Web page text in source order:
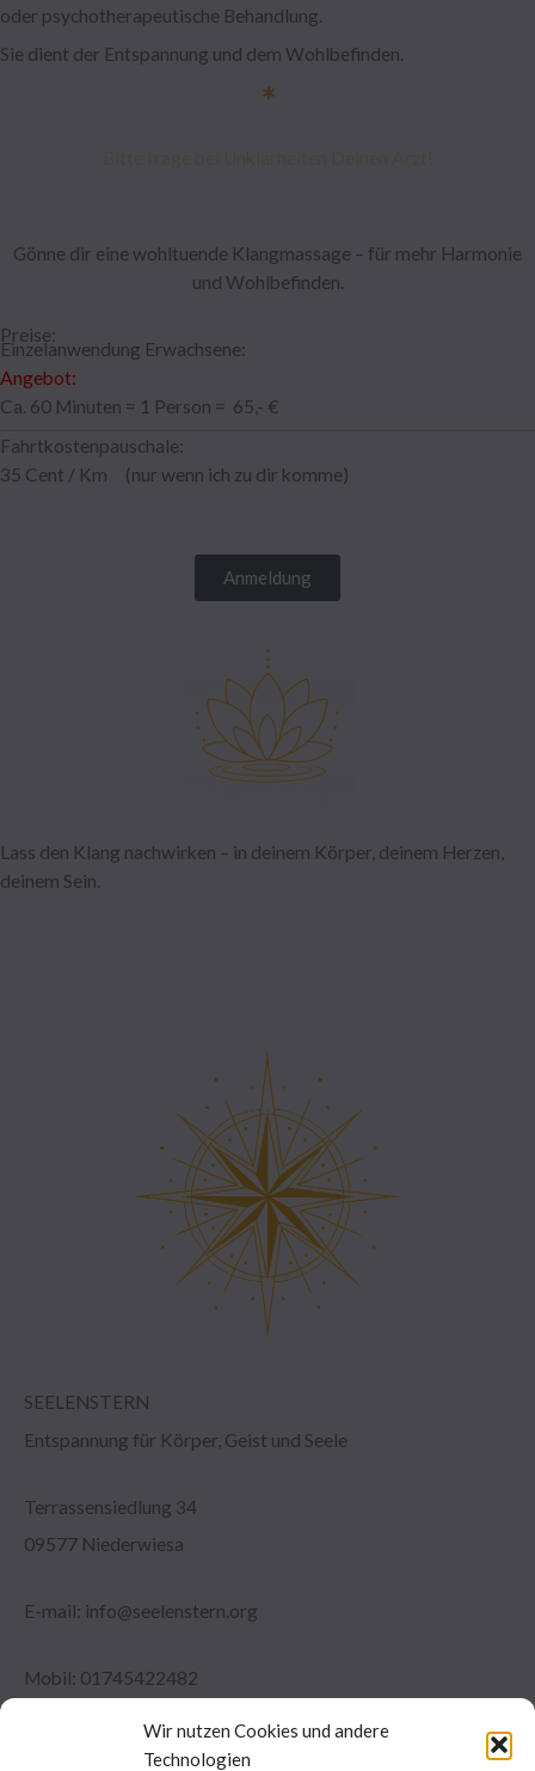
Wir nutzen Cookies und andere
Technologien
oder psychotherapeutische Behandlung.
Sie dient der Entspannung und dem Wohlbefinden.
∗
Gönne dir eine wohltuende Klangmassage – für mehr Harmonie
und Wohlbefinden.
Preise:
Einzelanwendung Erwachsene:
Angebot:
Ca. 60 Minuten = 1 Person = 65,- €
Fahrtkostenpauschale:
35 Cent / Km (nur wenn ich zu dir komme)
Anmeldung
Lass den Klang nachwirken – in deinem Körper, deinem Herzen,
deinem Sein.
SEELENSTERN
Entspannung für Körper, Geist und Seele
Terrassensiedlung 34
09577 Niederwiesa
E-mail: info@seelenstern.org
Mobil: 01745422482